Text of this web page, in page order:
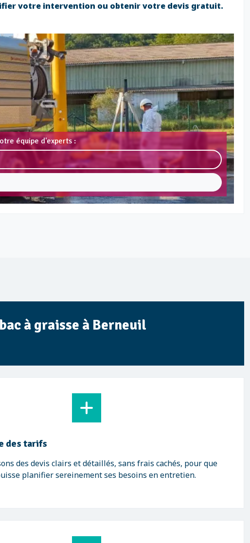
votre intervention ou obtenir votre devis gratuit.
équipe d'experts :
à graisse à Berneuil
des tarifs
des devis clairs et détaillés, sans frais cachés, pour que
planifier sereinement ses besoins en entretien.